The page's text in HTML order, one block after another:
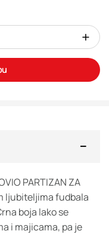
+
PARTIZAN ZA
ljubiteljima fudbala
boja lako se
i majicama, pa je